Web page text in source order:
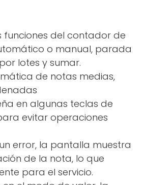
funciones del contador de
o manual, parada
lotes y sumar.
de notas medias,
en algunas teclas de
evitar operaciones
error, la pantalla muestra
de la nota, lo que
para el servicio.